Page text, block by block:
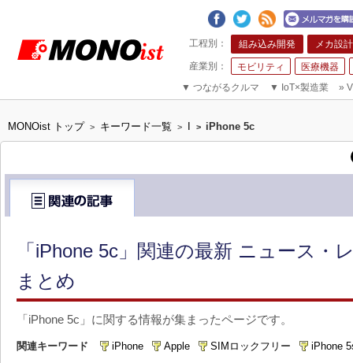
組み込み開発 メカ設計
モビリティ
医療機器
▼ つながるクルマ ▼ IoT×製造業 »
MONOist トップ > キーワード一覧 > > iPhone 5c
「iPhone 5c」関連の最新 ニュース・
まとめ
「iPhone 5c」に関する情報が集まったページです。
関連キーワード iPhone Apple SIMロックフリー iPhone